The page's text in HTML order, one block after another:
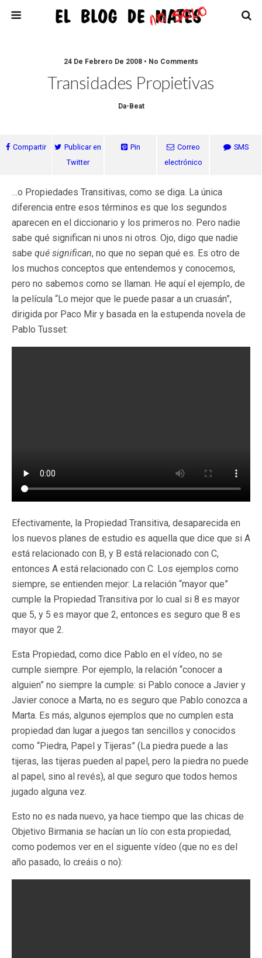
24 De Febrero De 2008 • No Comments
Transidades Propietivas
Da-Beat
Compartir
Publicar en
Twitter
Pin
Correo
electrónico
SMS
…o Propiedades Transitivas, como se diga. La única
diferencia entre esos términos es que los segundos
aparecen en el diccionario y los primeros no. Pero nadie
sabe qué significan ni unos ni otros. Ojo, digo que nadie
sabe qué significan, no que no sepan qué es. Es otro de
los muchos conceptos que entendemos y conocemos,
pero no sabemos como se llaman. He aquí el ejemplo, de
la película “Lo mejor que le puede pasar a un cruasán”,
dirigida por Paco Mir y basada en la estupenda novela de
Pablo Tusset:
Efectivamente, la Propiedad Transitiva, desaparecida en
los nuevos planes de estudio es aquella que dice que si A
está relacionado con B, y B está relacionado con C,
entonces A está relacionado con C. Los ejemplos como
siempre, se entienden mejor: La relación “mayor que”
cumple la Propiedad Transitiva por lo cual si 8 es mayor
que 5, y 5 es mayor que 2, entonces es seguro que 8 es
mayor que 2.
Esta Propiedad, como dice Pablo en el vídeo, no se
cumple siempre. Por ejemplo, la relación “conocer a
alguien” no siempre la cumple: si Pablo conoce a Javier y
Javier conoce a Marta, no es seguro que Pablo conozca a
Marta. Es más, algunos ejemplos que no cumplen esta
propiedad dan lugar a juegos tan sencillos y conocidos
como “Piedra, Papel y Tijeras” (La piedra puede a las
tijeras, las tijeras pueden al papel, pero la piedra no puede
al papel, sino al revés), al que seguro que todos hemos
jugado alguna vez.
Esto no es nada nuevo, ya hace tiempo que las chicas de
Objetivo Birmania se hacían un lío con esta propiedad,
como podemos ver en el siguente vídeo (que no es del
año pasado, lo creáis o no):